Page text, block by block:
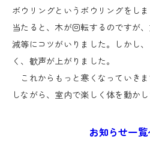
ボウリングというボウリングをし
当たると、木が回転するのですが
減等にコツがいりました。しかし
く、歓声が上がりました。
これからもっと寒くなっていき
しながら、室内で楽しく体を動か
お知らせ一